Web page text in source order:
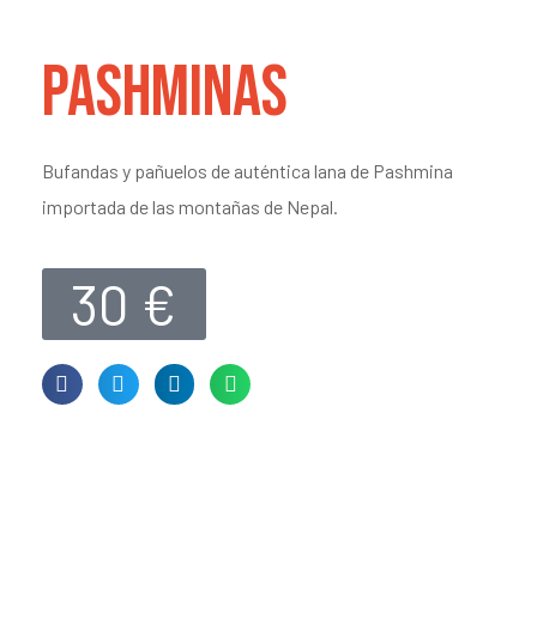
PASHMINAS
Bufandas y pañuelos de auténtica lana de Pashmina
importada de las montañas de Nepal.
30 €